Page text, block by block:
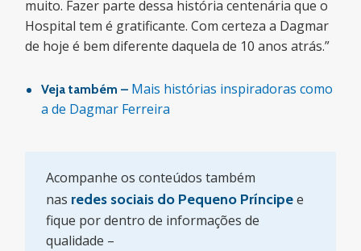
muito. Fazer parte dessa história centenária que o
Hospital tem é gratificante. Com certeza a Dagmar
de hoje é bem diferente daquela de 10 anos atrás.”
Veja também – Mais histórias inspiradoras como
a de Dagmar Ferreira
Acompanhe os conteúdos também
nas redes sociais do Pequeno Príncipee
fique por dentro de informações de
qualidade –